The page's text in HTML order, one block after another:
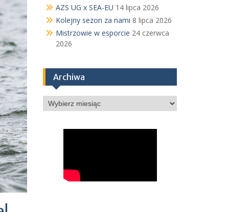
AZS UG x SEA-EU 14 lipca 2026
Kolejny sezon za nami 8 lipca 2026
Mistrzowie w esporcie 24 czerwca
2026
Archiwa
Archiwa